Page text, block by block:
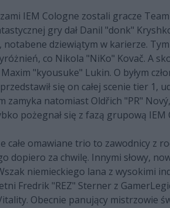
IEM Cologne zostali gracze
gry dał Danil "donk"
notabene dziewiątym w karierze.
co Nikola "NiKo" Kovač. A
"kyousuke" Lukin. O byłym
się on całej scenie tier 1,
zamyka natomiast Oldřich "PR"
pożegnał się z fazą grupową IEM
całe omawiane trio to zawodnicy z
dopiero za chwilę. Innymi słowy,
niemieckiego lana z wysokimi
Fredrik "REZ" Sterner z
Obecnie panujący mistrzowie